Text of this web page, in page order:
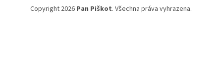
Copyright 2026 Pan Piškot. Všechna práva vyhrazena.